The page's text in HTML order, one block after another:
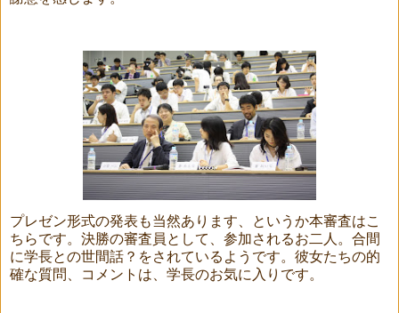
プレゼン形式の発表も当然あります、というか本審査はこ
ちらです。決勝の審査員として、参加されるお二人。合間
に学長との世間話？をされているようです。彼女たちの的
確な質問、コメントは、学長のお気に入りです。